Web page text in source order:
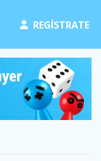
REGÍSTRATE